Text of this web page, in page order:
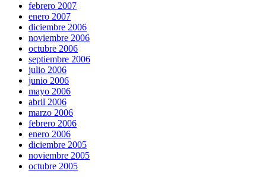
febrero 2007
enero 2007
diciembre 2006
noviembre 2006
octubre 2006
septiembre 2006
julio 2006
junio 2006
mayo 2006
abril 2006
marzo 2006
febrero 2006
enero 2006
diciembre 2005
noviembre 2005
octubre 2005